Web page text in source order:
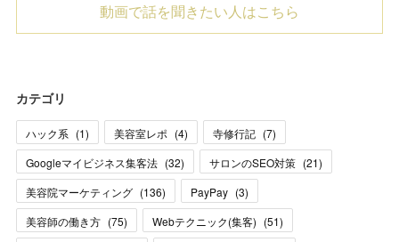
動画で話を聞きたい人はこちら
カテゴリ
ハック系 (1) 美容室レポ (4) 寺修行記 (7)
Googleマイビジネス集客法 (32) サロンのSEO対策 (21)
美容院マーケティング (136) PayPay (3)
美容師の働き方 (75) Webテクニック(集客) (51)